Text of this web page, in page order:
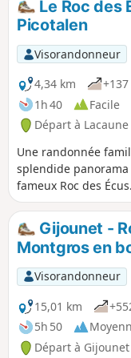
Le Roc des
Picotalen
Visorandonneur
4,34 km
1h 40
Facile
Départ à Lacaune
Une randonnée
splendide
fameux Roc des
moitié une large
sans aucune
Gijounet -
Montgros en
Visorandonneur
15,01 km
5h 50
Départ à Gijounet